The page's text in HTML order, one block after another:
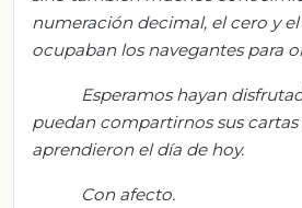
numeración decimal, el cero y
ocupaban los navegantes para
Esperamos hayan
puedan compartirnos sus
aprendieron el día de hoy.
Con afecto.